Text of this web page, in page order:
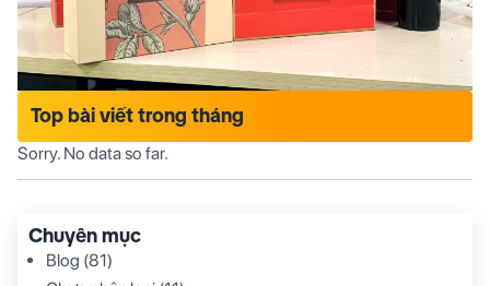
Top bài viết trong tháng
Sorry. No data so far.
Chuyên mục
Blog (81)